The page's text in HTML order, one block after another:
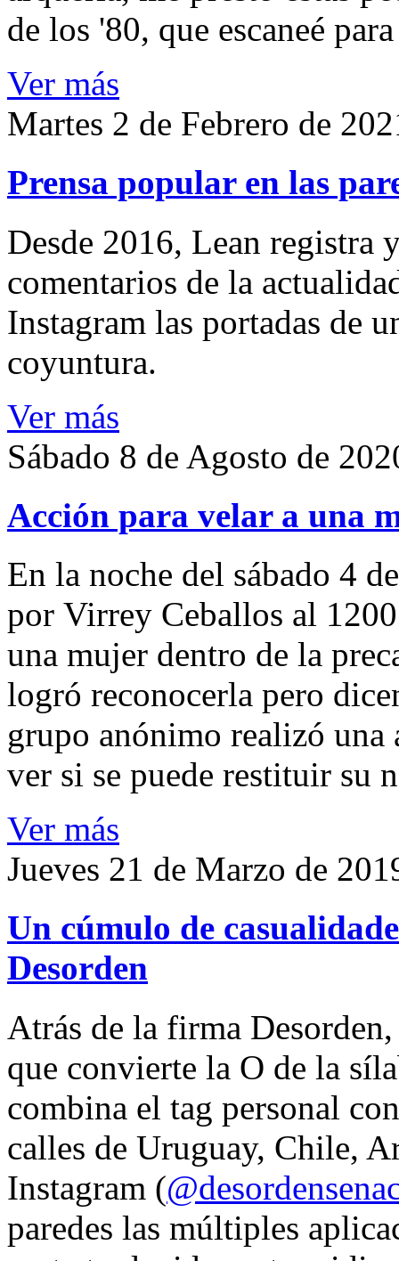
de los '80, que escaneé
Ver más
Martes 2 de Febrero de
Prensa popular en las
Desde 2016, Lean registra
comentarios de la
Instagram las portadas de
coyuntura.
Ver más
Sábado 8 de Agosto de
Acción para velar a una
En la noche del sábado 4
por Virrey Ceballos al
una mujer dentro de la
logró reconocerla pero
grupo anónimo realizó
ver si se puede restituir su
Ver más
Jueves 21 de Marzo de
Un cúmulo de
Desorden
Atrás de la firma
que convierte la O de la
combina el tag personal
calles de Uruguay, Chile,
Instagram (
paredes las múltiples